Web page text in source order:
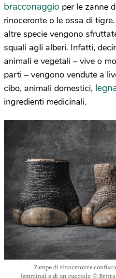
bracconaggio per le zanne
rinoceronte o le ossa di
altre specie vengono
squali agli alberi. Infatti,
animali e vegetali – vive o
parti – vengono vendute a
cibo, animali domestici,
ingredienti medicinali.
Zampe di rinoceronte
femmina) e di un cucciolo ©